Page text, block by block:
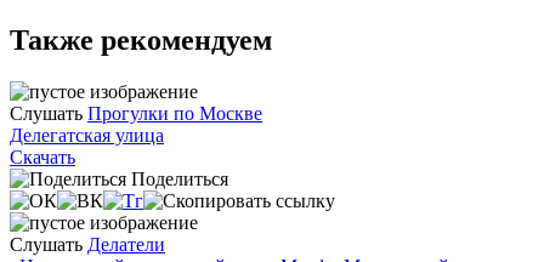
Также рекомендуем
Слушать Прогулки по Москве
Делегатская улица
Скачать
Поделиться
Слушать Делатели